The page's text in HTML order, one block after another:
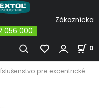
056 000
0
pre excentrické